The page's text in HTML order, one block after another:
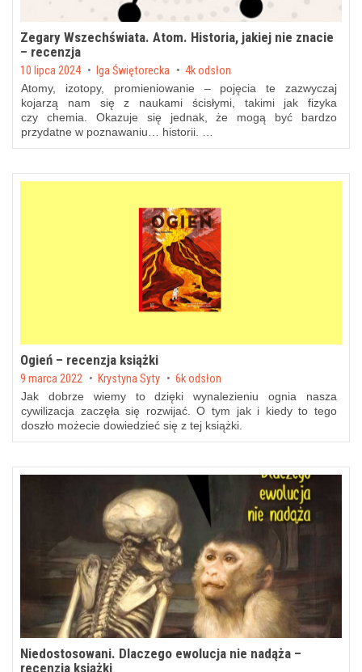
Zegary Wszechświata. Atom. Historia, jakiej nie znacie
– recenzja
Posted on
10 lipca 2024 by Iga Świętorecka 4k odsłon
Atomy, izotopy, promieniowanie – pojęcia te zazwyczaj
kojarzą nam się z naukami ścisłymi, takimi jak fizyka
czy chemia. Okazuje się jednak, że mogą być bardzo
przydatne w poznawaniu… historii. …
Ogień – recenzja książki
Posted on
9 marca 2022 by Krystyna Syty 6k odsłon
Jak dobrze wiemy to dzięki wynalezieniu ognia nasza
cywilizacja zaczęła się rozwijać. O tym jak i kiedy to tego
doszło możecie dowiedzieć się z tej książki.
Niedostosowani. Dlaczego ewolucja nie nadąża –
recenzja książki